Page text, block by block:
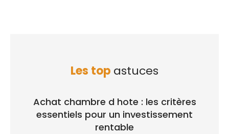
Les top astuces
Achat chambre d hote : les critères
essentiels pour un investissement
rentable